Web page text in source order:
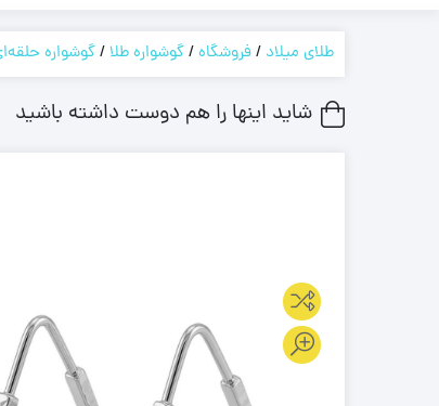
طلای میلاد /فروشگاه/گوشواره طلا/گوشواره
شاید اینها را هم دوست داشته باشید